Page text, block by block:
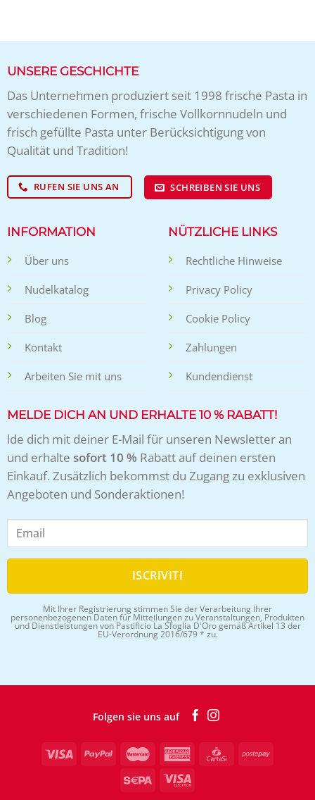
UNSERE GESCHICHTE
Das Unternehmen produziert seit 1998 frische Pasta in
verschiedenen Formen, frische Vollkornnudeln und
frisch gefüllte Pasta unter Berücksichtigung von
Qualität und Tradition!
RUFEN SIE UNS AN SCHREIBEN SIE UNS
INFORMATION
Über uns
Nudelkatalog
Blog
Kontakt
Arbeiten Sie mit uns
NÜTZLICHE LINKS
Rechtliche Hinweise
Privacy Policy
Cookie Policy
Zahlungen
Kundendienst
MELDE DICH AN UND ERHALTE 10 % RABATT!
lde dich mit deiner E-Mail für unseren Newsletter an
und erhalte sofort 10 % Rabatt auf deinen ersten
Einkauf. Zusätzlich bekommst du Zugang zu exklusiven
Angeboten und Sonderaktionen!
Mit Ihrer Registrierung stimmen Sie der Verarbeitung Ihrer
personenbezogenen Daten für Mitteilungen zu Veranstaltungen, Produkten
und Dienstleistungen von Pastificio La Sfoglia D'Oro gemäß Artikel 13 der
EU-Verordnung 2016/679 * zu.
Folgen sie uns auf